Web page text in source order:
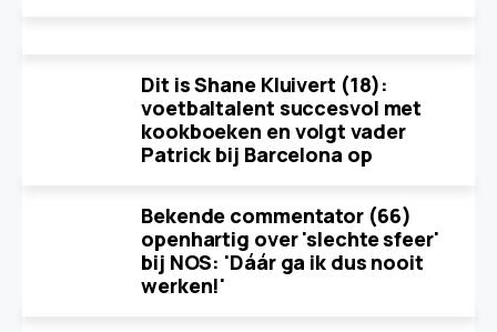
Dit is Shane Kluivert (18):
voetbaltalent succesvol met
kookboeken en volgt vader
Patrick bij Barcelona op
Bekende commentator (66)
openhartig over 'slechte sfeer'
bij NOS: 'Dáár ga ik dus nooit
werken!'